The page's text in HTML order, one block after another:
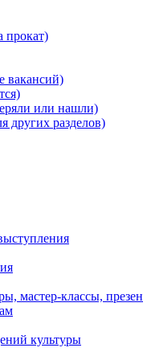
прокат)
вакансий)
или нашли)
других разделов)
мастер-классы,
культуры